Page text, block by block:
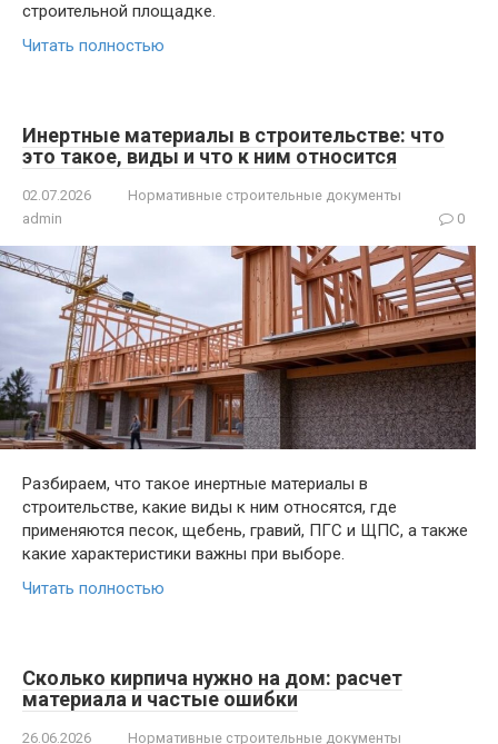
строительной площадке.
Читать полностью
Инертные материалы в строительстве: что
это такое, виды и что к ним относится
02.07.2026
Нормативные строительные документы
admin
0
Разбираем, что такое инертные материалы в
строительстве, какие виды к ним относятся, где
применяются песок, щебень, гравий, ПГС и ЩПС, а также
какие характеристики важны при выборе.
Читать полностью
Сколько кирпича нужно на дом: расчет
материала и частые ошибки
26.06.2026
Нормативные строительные документы